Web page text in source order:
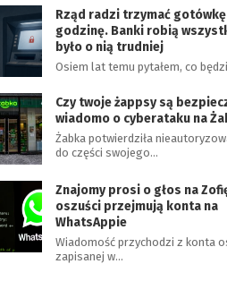
Rząd radzi trzymać gotówkę
godzinę. Banki robią
było o nią trudniej
Osiem lat temu pytałem, co
Czy twoje żappsy są
wiadomo o cyberataku na
Żabka potwierdziła
do części swojego…
Znajomy prosi o głos na
oszuści przejmują konta na
WhatsAppie
Wiadomość przychodzi z konta
zapisanej w…